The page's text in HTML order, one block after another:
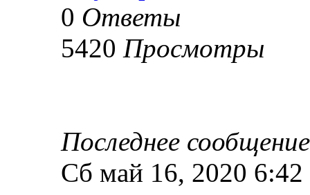
0 Ответы
5420 Просмотры
Последнее
Сб май 16, 2020 6:42